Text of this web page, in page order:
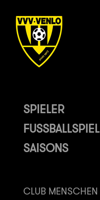
SPIELER
FUSSBALLSPIELE
SAISONS
CLUB MENSCHEN